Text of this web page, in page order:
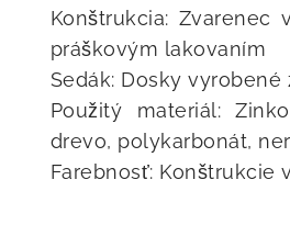
Konštrukcia:
práškovým lakovaním
Sedák: Dosky
Použitý materiál:
drevo, polykarbonát,
Farebnosť: Konštrukcie